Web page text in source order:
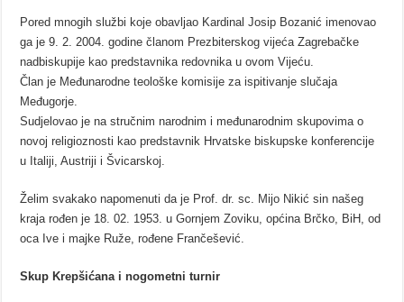
Pored mnogih službi koje obavljao Kardinal Josip Bozanić imenovao
ga je 9. 2. 2004. godine članom Prezbiterskog vijeća Zagrebačke
nadbiskupije kao predstavnika redovnika u ovom Vijeću.
Član je Međunarodne teološke komisije za ispitivanje slučaja
Međugorje.
Sudjelovao je na stručnim narodnim i međunarodnim skupovima o
novoj religioznosti kao predstavnik Hrvatske biskupske konferencije
u Italiji, Austriji i Švicarskoj.
Želim svakako napomenuti da je Prof. dr. sc. Mijo Nikić sin našeg
kraja rođen je 18. 02. 1953. u Gornjem Zoviku, općina Brčko, BiH, od
oca Ive i majke Ruže, rođene Frančešević.
Skup Krepšićana i nogometni turnir